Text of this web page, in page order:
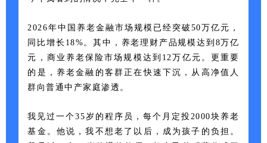
2026年中国养老金融市场规模已经突破50万亿元，
同比增长18%。其中，养老理财产品规模达到8万亿
元，商业养老保险市场规模达到12万亿元。更重要
的是，养老金融的客群正在快速下沉，从高净值人
群向普通中产家庭渗透。
我见过一个35岁的程序员，每个月定投2000块养老
基金。他说，我不想老了以后，成为孩子的负担。